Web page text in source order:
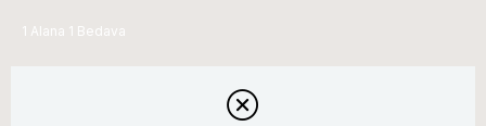
1 Alana 1 Bedava